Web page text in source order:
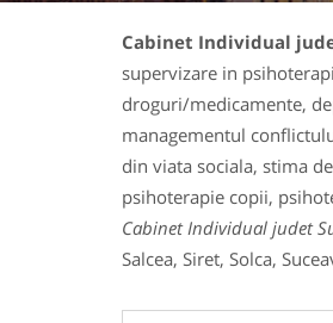
Cabinet Individual
supervizare in
droguri/medicamente,
managementul
din viata sociala, stima
psihoterapie copii,
Cabinet Individual judet
Salcea, Siret, Solca,